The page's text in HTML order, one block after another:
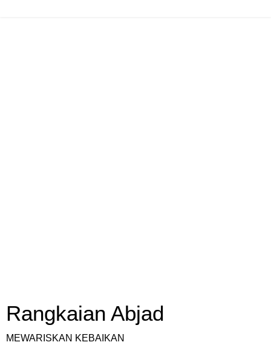
Rangkaian Abjad
MEWARISKAN KEBAIKAN